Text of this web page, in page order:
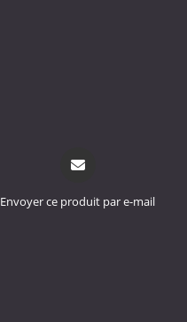
Opens
new
Envoyer ce produit par e-mail